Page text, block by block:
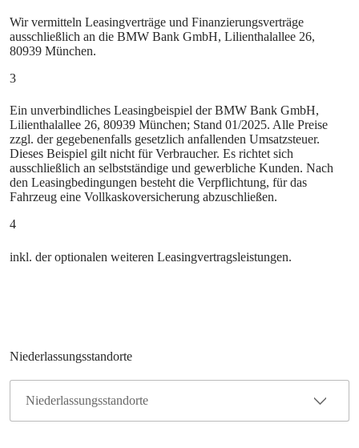
Wir vermitteln Leasingverträge und Finanzierungsverträge
ausschließlich an die BMW Bank GmbH, Lilienthalallee 26,
80939 München.
3
Ein unverbindliches Leasingbeispiel der BMW Bank GmbH,
Lilienthalallee 26, 80939 München; Stand 01/2025. Alle Preise
zzgl. der gegebenenfalls gesetzlich anfallenden Umsatzsteuer.
Dieses Beispiel gilt nicht für Verbraucher. Es richtet sich
ausschließlich an selbstständige und gewerbliche Kunden. Nach
den Leasingbedingungen besteht die Verpflichtung, für das
Fahrzeug eine Vollkaskoversicherung abzuschließen.
4
inkl. der optionalen weiteren Leasingvertragsleistungen.